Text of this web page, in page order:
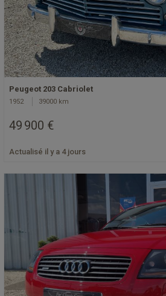
Peugeot 203 Cabriolet
1952 39000 km
49 900 €
Actualisé il y a 4 jours